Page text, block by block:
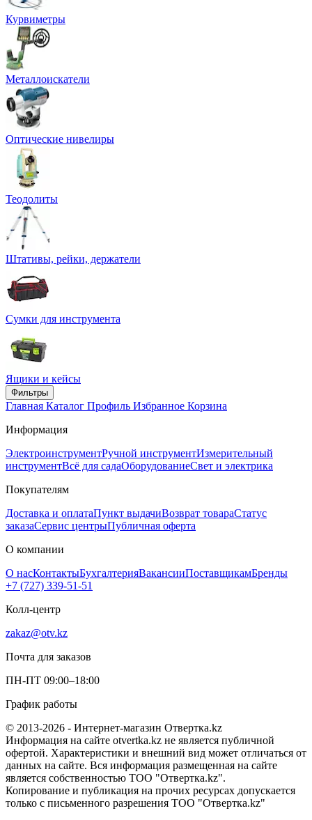
Курвиметры
Металлоискатели
Оптические нивелиры
Теодолиты
Штативы, рейки, держатели
Сумки для инструмента
Ящики и кейсы
Фильтры
Главная Каталог Профиль Избранное Корзина
Информация
ЭлектроинструментРучной инструментИзмерительный
инструментВсё для садаОборудованиеСвет и электрика
Покупателям
Доставка и оплатаПункт выдачиВозврат товараСтатус
заказаСервис центрыПубличная оферта
О компании
О насКонтактыБухгалтерияВакансииПоставщикамБренды
+7 (727) 339-51-51
Колл-центр
zakaz@otv.kz
Почта для заказов
ПН-ПТ 09:00–18:00
График работы
© 2013-2026 - Интернет-магазин Отвертка.kz
Информация на сайте otvertka.kz не является публичной
офертой. Характеристики и внешний вид может отличаться от
данных на сайте. Вся информация размещенная на сайте
является собственностью ТОО "Отвертка.kz".
Копирование и публикация на прочих ресурсах допускается
только с письменного разрешения ТОО "Отвертка.kz"